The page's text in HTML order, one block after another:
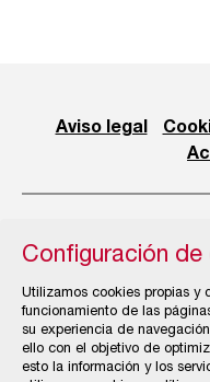
Aviso legal
Configuración de
Utilizamos cookies propias y
funcionamiento de las
su experiencia de
ello con el objetivo de
esto la información y los